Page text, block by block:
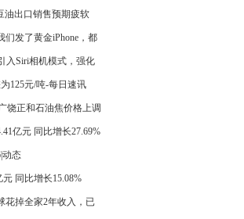
油出口销售预期疲软
发了黄金iPhone，都
入Siri相机模式，强化
125元/吨-每日速讯
饶正和石油焦价格上调
亿元 同比增长27.69%
动态
同比增长15.08%
花掉全家2年收入，已